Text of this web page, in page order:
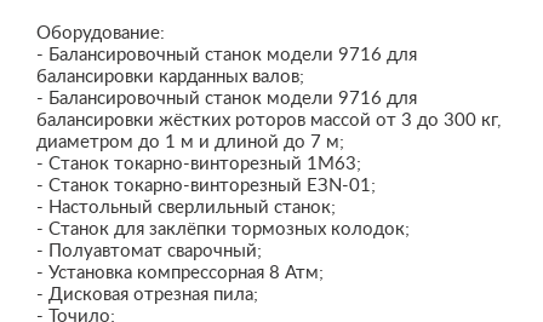
Оборудование:
- Балансировочный станок модели 9716 для
балансировки карданных валов;
- Балансировочный станок модели 9716 для
балансировки жёстких роторов массой от 3 до 300 кг,
диаметром до 1 м и длиной до 7 м;
- Станок токарно-винторезный 1М63;
- Станок токарно-винторезный ЕЗN-01;
- Настольный сверлильный станок;
- Станок для заклёпки тормозных колодок;
- Полуавтомат сварочный;
- Установка компрессорная 8 Атм;
- Дисковая отрезная пила;
- Точило;